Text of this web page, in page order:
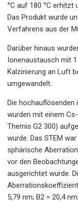
°C auf 180 °C erhitzt
Das Produkt wurde
Verfahrens aus der
Darüber hinaus
Ionenaustausch mit
Kalzinierung an Luft
umgewandelt.
Die hochauflösenden
wurden mit einem
Themis G2 300)
wurde. Das STEM
sphärische
vor den
ausgerichtet wurde.
5,79 nm; B2 = 20,4